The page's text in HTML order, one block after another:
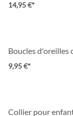
14,95 €*
Boucles d'oreilles
9,95 €*
Collier pour enfant